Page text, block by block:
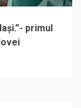
primul